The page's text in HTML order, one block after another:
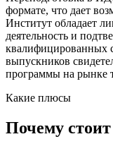
формате, что дает
Институт обладает
деятельность и
квалифицированных
выпускников
программы на рынке
Какие плюсы
Почему